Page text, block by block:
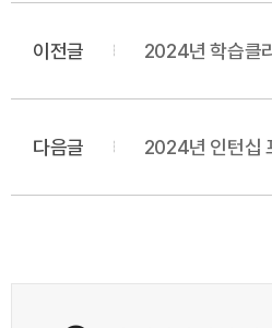
이전글 2024년 학습클
다음글 2024년 인턴십